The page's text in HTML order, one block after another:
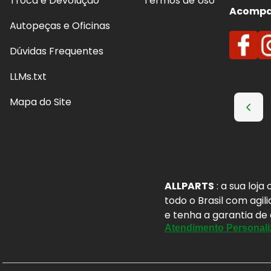
Autopeças e Oficinas
Dúvidas Frequentes
LLMs.txt
Mapa do Site
ALLPARTS : a sua
todo o Brasil com
e tenha a garantia de
Atendimento